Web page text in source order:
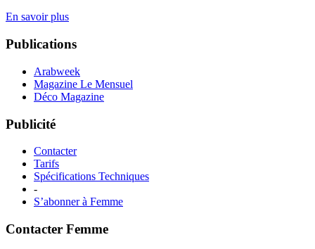
En savoir plus
Publications
Arabweek
Magazine Le Mensuel
Déco Magazine
Publicité
Contacter
Tarifs
Spécifications Techniques
-
S’abonner à Femme
Contacter Femme